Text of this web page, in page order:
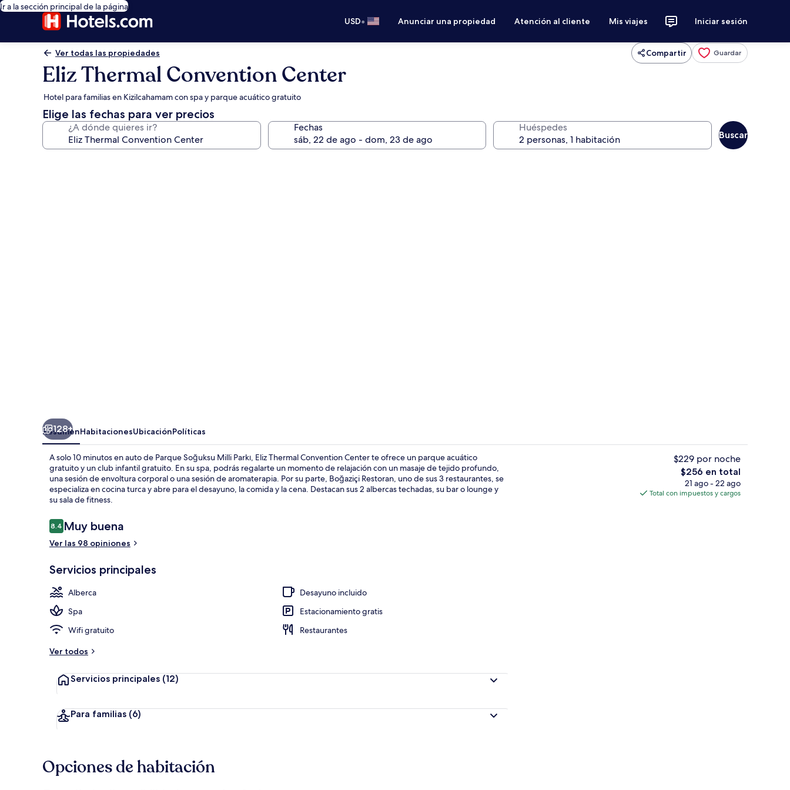
Ir a la sección principal de la página
USD• Anunciar una propiedad Atención al cliente Mis viajes Iniciar sesión
Ver todas las propiedades Compartir Guardar
Eliz Thermal Convention Center
Hotel para familias en Kizilcahamam con spa y parque acuático gratuito
Elige las fechas para ver precios
¿A dónde quieres ir? Fechas Huéspedes
Buscar
Exterior Centro comercial
128+
ResumenHabitacionesUbicaciónPolíticas
A solo 10 minutos en auto de Parque Soğuksu Milli Parkı, Eliz Thermal Convention Center te ofrece un parque acuático
gratuito y un club infantil gratuito. En su spa, podrás regalarte un momento de relajación con un masaje de tejido profundo,
una sesión de envoltura corporal o una sesión de aromaterapia. Por su parte, Boğaziçi Restoran, uno de sus 3 restaurantes, se
especializa en cocina turca y abre para el desayuno, la comida y la cena. Destacan sus 2 albercas techadas, su bar o lounge y
su sala de fitness.
Opiniones
8.48.4 de 10,
Muy buena
Ver las 98 opiniones
Servicios principales
Alberca
Desayuno incluido
Spa
Estacionamiento gratis
Wifi gratuito
Restaurantes
Ver todos
Servicios principales (12)
Para familias (6)
$229 por noche
El
precio
total
$256 en total
21 ago - 22 ago
Total con impuestos y cargos
Opciones de habitación